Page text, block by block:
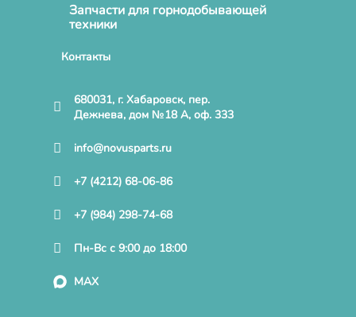
Запчасти для горнодобывающей
техники
Контакты
680031, г. Хабаровск, пер.
Дежнева, дом №18 А, оф. 333
info@novusparts.ru
+7 (4212) 68-06-86
+7 (984) 298-74-68
Пн-Вс с 9:00 до 18:00
MAX